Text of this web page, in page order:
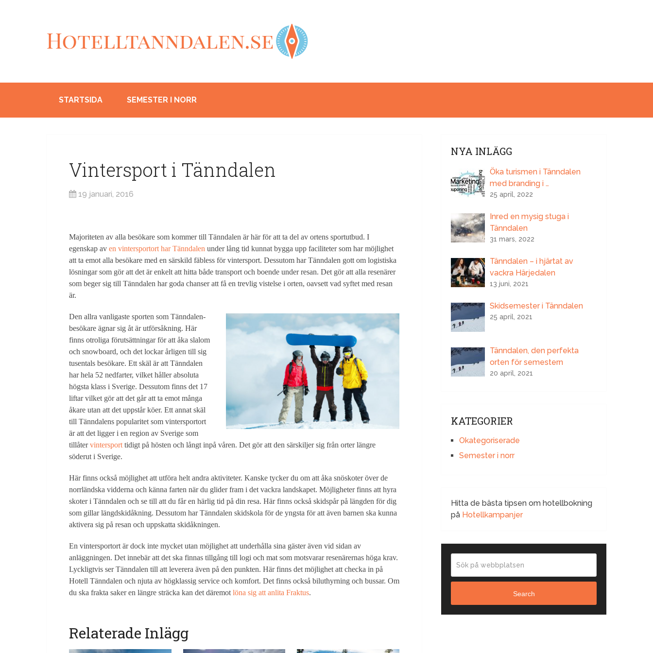
STARTSIDA SEMESTER I NORR
Vintersport i Tänndalen
19 januari, 2016
Majoriteten av alla besökare som kommer till Tänndalen är här för att ta del av ortens sportutbud. I
egenskap av en vintersportort har Tänndalen under lång tid kunnat bygga upp faciliteter som har möjlighet
att ta emot alla besökare med en särskild fäbless för vintersport. Dessutom har Tänndalen gott om logistiska
lösningar som gör att det är enkelt att hitta både transport och boende under resan. Det gör att alla resenärer
som beger sig till Tänndalen har goda chanser att få en trevlig vistelse i orten, oavsett vad syftet med resan
är.
Den allra vanligaste sporten som Tänndalen-
besökare ägnar sig åt är utförsåkning. Här
finns otroliga förutsättningar för att åka slalom
och snowboard, och det lockar årligen till sig
tusentals besökare. Ett skäl är att Tänndalen
har hela 52 nedfarter, vilket håller absoluta
högsta klass i Sverige. Dessutom finns det 17
liftar vilket gör att det går att ta emot många
åkare utan att det uppstår köer. Ett annat skäl
till Tänndalens popularitet som vintersportort
är att det ligger i en region av Sverige som
tillåtervintersport tidigt på hösten och långt inpå våren. Det gör att den särskiljer sig från orter längre
söderut i Sverige.
Här finns också möjlighet att utföra helt andra aktiviteter. Kanske tycker du om att åka snöskoter över de
norrländska vidderna och känna farten när du glider fram i det vackra landskapet. Möjligheter finns att hyra
skoter i Tänndalen och se till att du får en härlig tid på din resa. Här finns också skidspår på längden för dig
som gillar längdskidåkning. Dessutom har Tänndalen skidskola för de yngsta för att även barnen ska kunna
aktivera sig på resan och uppskatta skidåkningen.
En vintersportort är dock inte mycket utan möjlighet att underhålla sina gäster även vid sidan av
anläggningen. Det innebär att det ska finnas tillgång till logi och mat som motsvarar resenärernas höga krav.
Lyckligtvis ser Tänndalen till att leverera även på den punkten. Här finns det möjlighet att checka in på
Hotell Tänndalen och njuta av högklassig service och komfort. Det finns också biluthyrning och bussar. Om
du ska frakta saker en längre sträcka kan det däremot löna sig att anlita Fraktus.
Relaterade Inlägg
NYA INLÄGG
Öka turismen i Tänndalen
med branding i …
25 april, 2022
Inred en mysig stuga i
Tänndalen
31 mars, 2022
Tänndalen – i hjärtat av
vackra Härjedalen
13 juni, 2021
Skidsemester i Tänndalen
25 april, 2021
Tänndalen, den perfekta
orten för semestern
20 april, 2021
KATEGORIER
Okategoriserade
Semester i norr
Hitta de bästa tipsen om hotellbokning
på Hotellkampanjer
Search